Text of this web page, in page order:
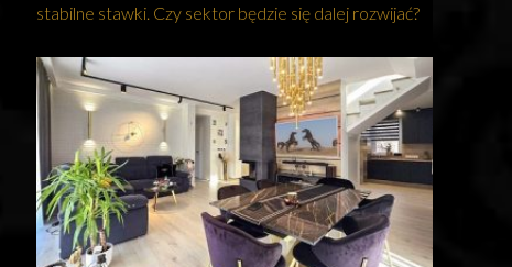
stabilne stawki. Czy sektor będzie się dalej rozwijać?